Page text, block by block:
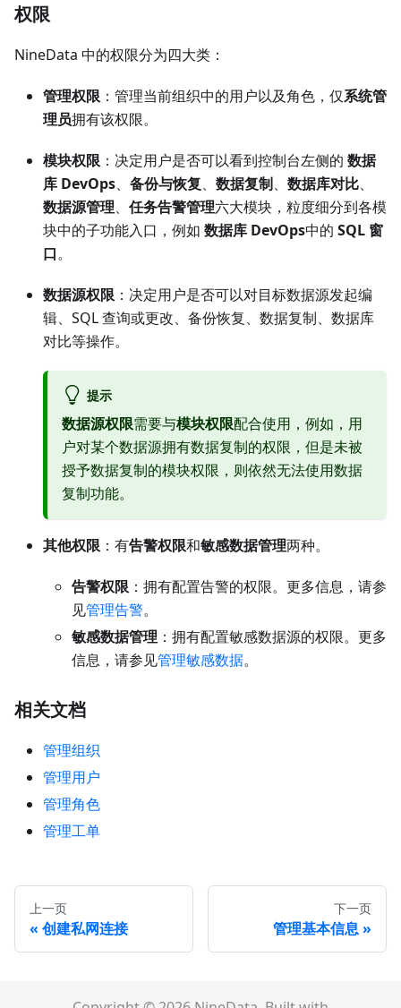
权限
NineData 中的权限分为四大类：
管理权限 ：管理当前组织中的用户以及角色，仅系统管
理员拥有该权限。
模块权限 ：决定用户是否可以看到控制台左侧的 数据
库 DevOps、 备份与恢复、 数据复制、 数据库对比、
数据源管理、 任务告警管理六大模块，粒度细分到各模
块中的子功能入口，例如 数据库 DevOps中的 SQL 窗
口。
数据源权限 ：决定用户是否可以对目标数据源发起编
辑、SQL 查询或更改、备份恢复、数据复制、数据库
对比等操作。
提示
数据源权限需要与模块权限配合使用，例如，用
户对某个数据源拥有数据复制的权限，但是未被
授予数据复制的模块权限，则依然无法使用数据
复制功能。
其他权限 ：有告警权限和敏感数据管理两种。
告警权限 ：拥有配置告警的权限。更多信息，请参
见管理告警。
敏感数据管理 ：拥有配置敏感数据源的权限。更多
信息，请参见管理敏感数据。
相关文档
管理组织
管理用户
管理角色
管理工单
上一页
创建私网连接
下一页
管理基本信息